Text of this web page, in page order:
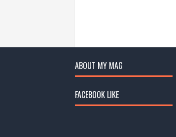
ABOUT MY MAG
FACEBOOK LIKE